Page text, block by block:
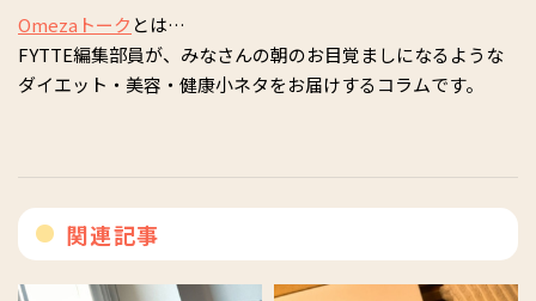
Omezaトーク とは…
FYTTE編集部員が、みなさんの朝のお目覚ましになるような
ダイエット・美容・健康小ネタをお届けするコラムです。
関連記事